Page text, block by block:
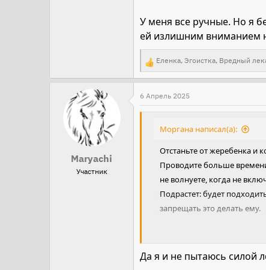
У меня все ручные. Но я
ей излишним вниманием
Р
е
а
к
Еленка, Эгоистка, Вредный
Maryachi
Участник
6 Апрель 2025
Моргана написал(а):
Отстаньте от жеребенка и
Проводите больше
не волнуете, когда не
Подрастет: будет
запрещать это делать ему.
Да я и не пытаюсь силой